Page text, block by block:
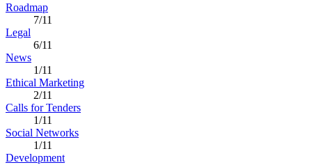
Roadmap
7/11
Legal
6/11
News
1/11
Ethical Marketing
2/11
Calls for Tenders
1/11
Social Networks
1/11
Development